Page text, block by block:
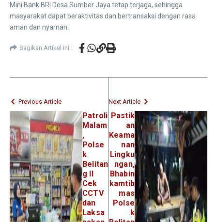
Mini Bank BRI Desa Sumber Jaya tetap terjaga, sehingga
masyarakat dapat beraktivitas dan bertransaksi dengan rasa
aman dan nyaman.
Bagikan Artikel ini :
Previous Article
Patroli
Malam
,
Polse
k
Belitan
g II
Cek
CCTV
dan
Laksa
Next Article
Pastik
an
Keama
nan
Lingku
ngan,
Bhabin
kamtib
mas
Polse
k